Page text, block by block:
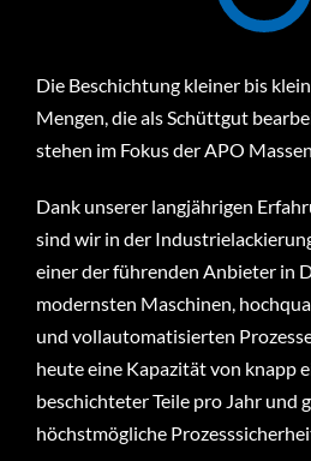
Die Beschichtung kleiner bis
Mengen, die als Schüttgut
stehen im Fokus der APO
Dank unserer langjährigen
sind wir in der
einer der führenden Anbieter in
modernsten Maschinen,
und vollautomatisierten
heute eine Kapazität von knapp
beschichteter Teile pro Jahr und
höchstmögliche